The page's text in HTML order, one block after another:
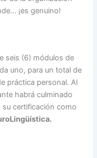
¡es genuino!
seis (6) módulos de
uno, para un total de
práctica personal. Al
habrá culminado
su certificación como